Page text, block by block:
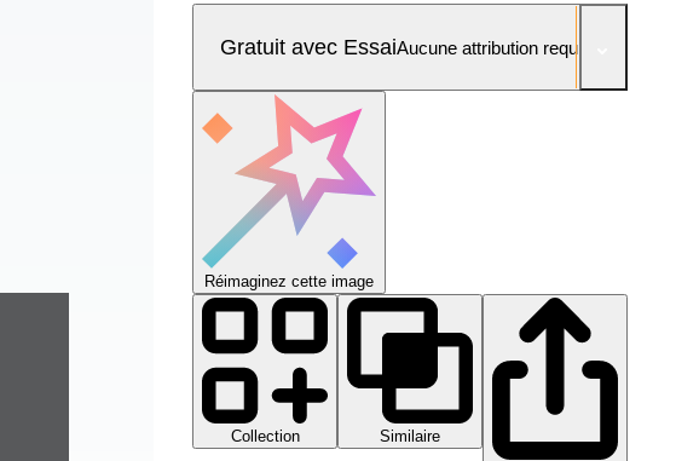
Gratuit avec EssaiAucune attribution requise
Réimaginez cette image
Collection
Similaire